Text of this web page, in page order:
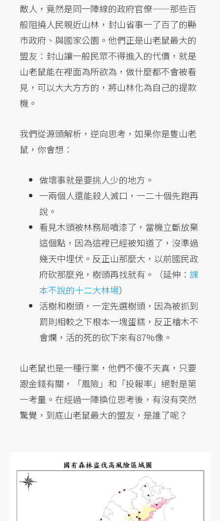
敵人，竟然是同一陣線的政府官僚——那些百
般阻撓人民親近山林，封山省事一了百了的縣
市政府、與國家公園。他們正是山老鼠最大的
盟友：封山讓一般民眾不得進入的代價，就是
山老鼠能在裡面為所欲為，做什麼都不會被看
見，可以大大方方的，將山林化為自己的提款
機。
我們從源頭解析，逆向思考，如果你是隻山老
鼠，你會想：
做壞事就是要挑人少的地方。
一兩個人還能殺人滅口，一二十個先跑再
說。
看見木頭被林務局噴漆了，當機立斷放棄
這個點，因為這裡已經被知道了，沒準過
幾天中埋伏。反正山那麼大，以前國民政
府砍那麼兇，樹頭再找就有。（延伸： 課
本不說的十二大林場）
活樹和樹頭，一定先選樹頭，因為被抓到
罰則相較之下根本一塊蛋糕，反正檜木不
會爛，活的死的砍下來有87%像。
山老鼠也是一種行業，他們不傻不天真，只要
跟金錢有關，「風險」和「投報率」絕對是第
一考量。在經過一陣換位思考後，有沒有突然
驚覺，到底山老鼠最大的盟友，是誰了呢？